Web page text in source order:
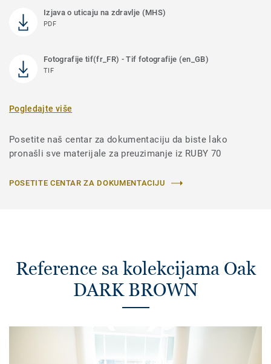
Izjava o uticaju na zdravlje (MHS)
PDF
Fotografije tif(fr_FR) - Tif fotografije (en_GB)
TIF
Pogledajte više
Posetite naš centar za dokumentaciju da biste lako
pronašli sve materijale za preuzimanje iz RUBY 70
POSETITE CENTAR ZA DOKUMENTACIJU
Reference sa kolekcijama Oak
DARK BROWN